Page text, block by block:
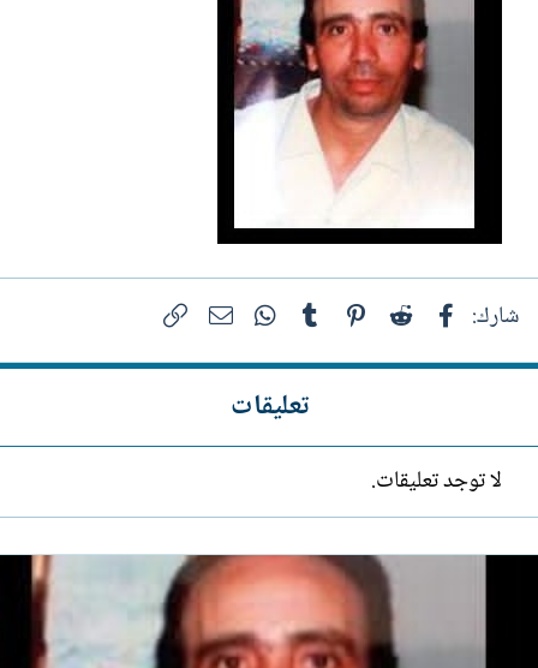
شارك: فيسبوك Reddit
Pinterest
Tumblr
WhatsAppالبريد الإلكتروني
تعليقات
لا توجد تعليقات.